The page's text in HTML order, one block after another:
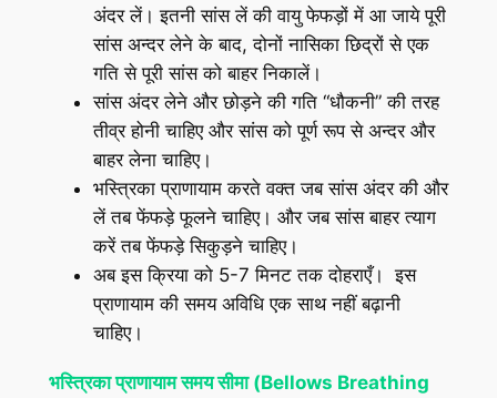
अंदर लें। इतनी सांस लें की वायु फेफड़ों में आ जाये पूरी
सांस अन्दर लेने के बाद, दोनों नासिका छिद्रों से एक
गति से पूरी सांस को बाहर निकालें।
सांस अंदर लेने और छोड़ने की गति “धौकनी” की तरह
तीव्र होनी चाहिए और सांस को पूर्ण रूप से अन्दर और
बाहर लेना चाहिए।
भस्त्रिका प्राणायाम करते वक्त जब सांस अंदर की और
लें तब फेंफड़े फूलने चाहिए। और जब सांस बाहर त्याग
करें तब फेंफड़े सिकुड़ने चाहिए।
अब इस क्रिया को 5-7 मिनट तक दोहराएँ। इस
प्राणायाम की समय अविधि एक साथ नहीं बढ़ानी
चाहिए।
भस्त्रिका प्राणायाम समय सीमा (Bellows Breathing